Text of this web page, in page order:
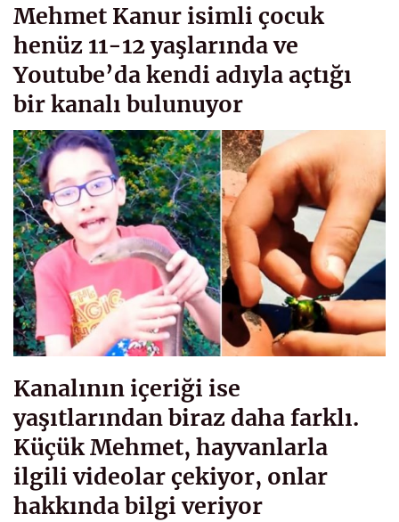
Mehmet Kanur isimli çocuk
henüz 11-12 yaşlarında ve
Youtube’da kendi adıyla açtığı
bir kanalı bulunuyor
Kanalının içeriği ise
yaşıtlarından biraz daha farklı.
Küçük Mehmet, hayvanlarla
ilgili videolar çekiyor, onlar
hakkında bilgi veriyor